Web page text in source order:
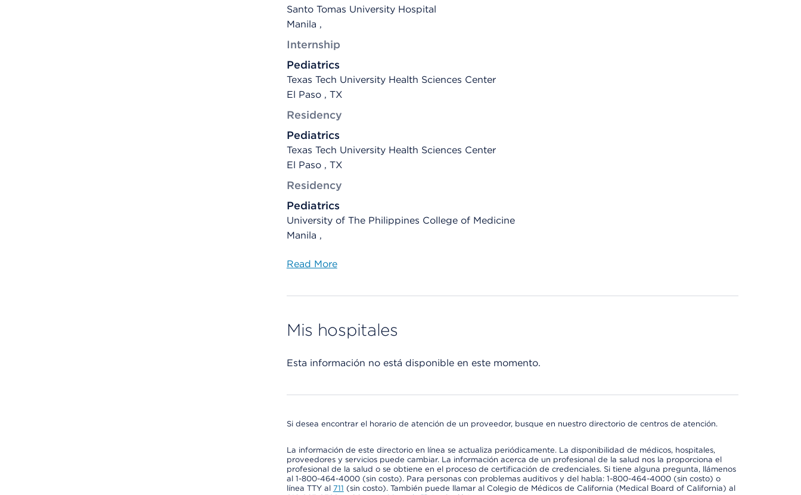
Santo Tomas University Hospital
Manila ,
Internship
Pediatrics
Texas Tech University Health Sciences Center
El Paso , TX
Residency
Pediatrics
Texas Tech University Health Sciences Center
El Paso , TX
Residency
Pediatrics
University of The Philippines College of Medicine
Manila ,
Read More
Mis hospitales
Esta información no está disponible en este momento.
Si desea encontrar el horario de atención de un proveedor, busque en nuestro directorio de centros de atención.
La información de este directorio en línea se actualiza periódicamente. La disponibilidad de médicos, hospitales,
proveedores y servicios puede cambiar. La información acerca de un profesional de la salud nos la proporciona el
profesional de la salud o se obtiene en el proceso de certificación de credenciales. Si tiene alguna pregunta, llámenos
al 1-800-464-4000 (sin costo). Para personas con problemas auditivos y del habla: 1-800-464-4000 (sin costo) o
línea TTY al 711 (sin costo). También puede llamar al Colegio de Médicos de California (Medical Board of California) al